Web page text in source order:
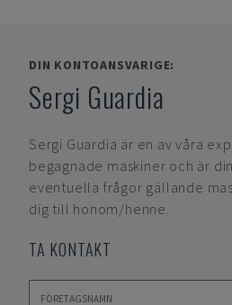
DIN KONTOANSVARIGE:
Sergi Guardia
Sergi Guardia är en av våra
begagnade maskiner och är
eventuella frågor gällande
dig till honom/henne.
TA KONTAKT